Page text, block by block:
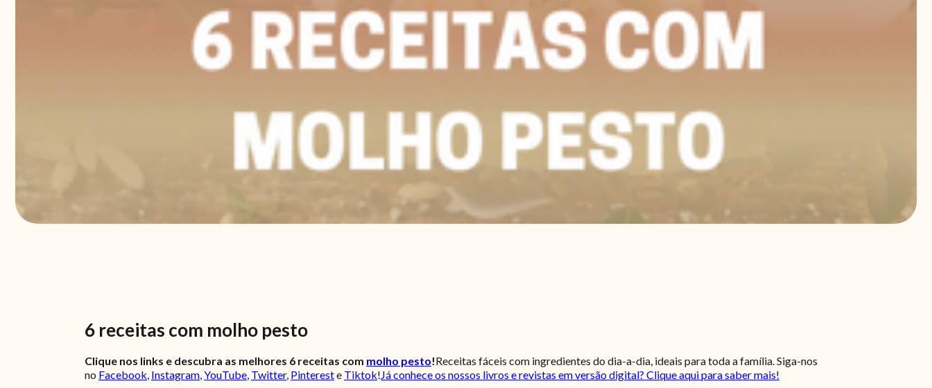
6 receitas com molho pesto
Clique nos links e descubra as melhores 6 receitas com molho pesto!Receitas fáceis com ingredientes do dia-a-dia, ideais para toda a família. Siga-nos
no Facebook Instagram YouTube Twitter, Pintereste Tiktok! Já conhece os nossos livros e revistas em versão digital? Clique aqui para saber mais!